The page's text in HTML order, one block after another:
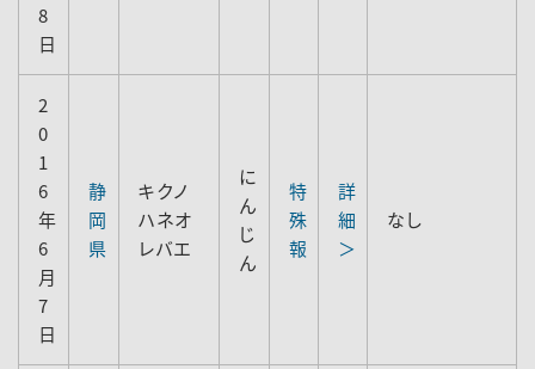
8
日
2
0
1
6
年
6
月
7
日
静
岡
県
キクノ
ハネオ
レバエ
に
ん
じ
ん
特
殊
報
詳
細
＞
なし